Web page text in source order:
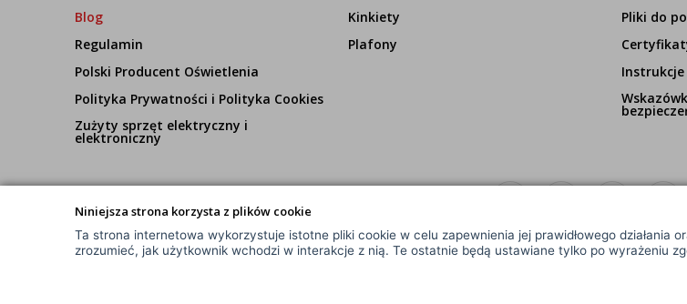
Niniejsza strona korzysta z plików cookie
Ta strona internetowa wykorzystuje istotne pliki cookie w celu zapewnienia jej prawidłowego działania
zrozumieć, jak użytkownik wchodzi w interakcje z nią. Te ostatnie będą ustawiane tylko po wyrażeniu
Blog
Regulamin
Polski Producent Oświetlenia
Polityka Prywatności i Polityka Cookies
Zużyty sprzęt elektryczny i
elektroniczny
Kinkiety
Plafony
Pliki do
Instrukcje
© Wszelkie Prawa Zastrzeżone